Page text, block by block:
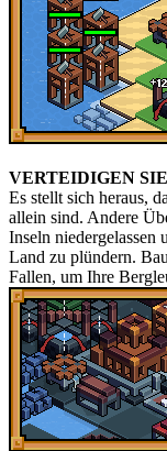
VERTEIDIGEN
Es stellt sich heraus,
allein sind. Andere
Inseln niedergelassen
Land zu plündern.
Fallen, um Ihre